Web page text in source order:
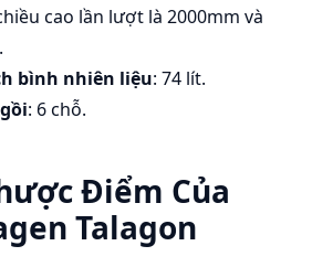
cao lần lượt là 2000mm và
bình nhiên liệu: 74 lít.
: 6 chỗ.
Điểm Của
Talagon